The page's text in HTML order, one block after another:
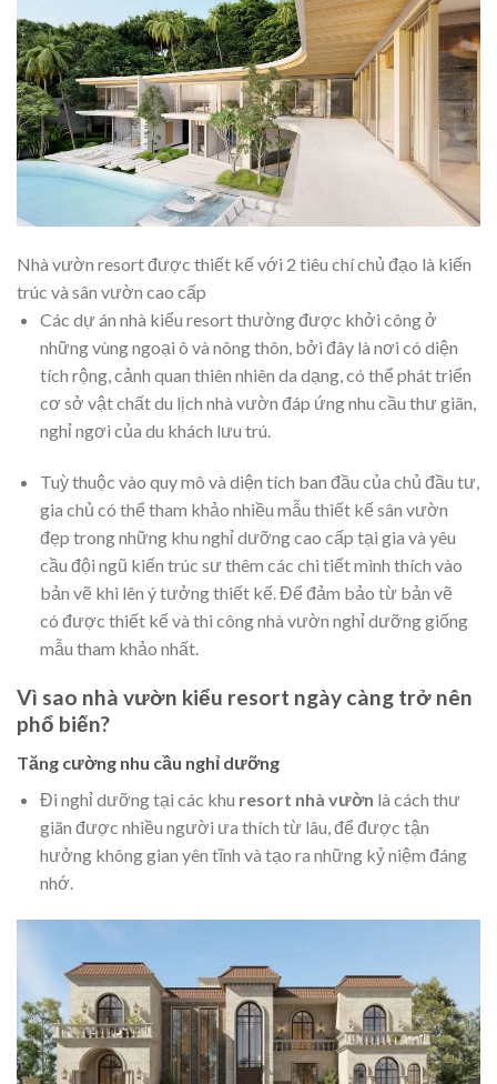
Nhà vườn resort được thiết kế với 2 tiêu chí chủ đạo là kiến
trúc và sân vườn cao cấp
Các dự án nhà kiểu resort thường được khởi công ở
những vùng ngoại ô và nông thôn, bởi đây là nơi có diện
tích rộng, cảnh quan thiên nhiên da dạng, có thể phát triển
cơ sở vật chất du lịch nhà vườn đáp ứng nhu cầu thư giãn,
nghỉ ngơi của du khách lưu trú.
Tuỳ thuộc vào quy mô và diện tích ban đầu của chủ đầu tư,
gia chủ có thể tham khảo nhiều mẫu thiết kế sân vườn
đẹp trong những khu nghỉ dưỡng cao cấp tại gia và yêu
cầu đội ngũ kiến trúc sư thêm các chi tiết mình thích vào
bản vẽ khi lên ý tưởng thiết kế. Để đảm bảo từ bản vẽ
có được thiết kế và thi công nhà vườn nghỉ dưỡng giống
mẫu tham khảo nhất.
Vì sao nhà vườn kiểu resort ngày càng trở nên
phổ biến?
Tăng cường nhu cầu nghỉ dưỡng
Đi nghỉ dưỡng tại các khu resort nhà vườn là cách thư
giãn được nhiều người ưa thích từ lâu, để được tận
hưởng không gian yên tĩnh và tạo ra những kỷ niệm đáng
nhớ.